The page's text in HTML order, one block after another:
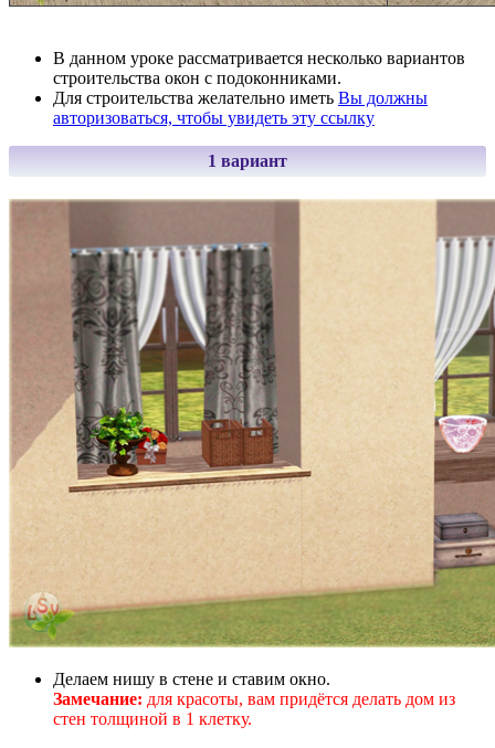
В данном уроке рассматривается несколько вариантов
строительства окон с подоконниками.
Для строительства желательно иметь Вы должны
авторизоваться, чтобы увидеть эту ссылку
1 вариант
Делаем нишу в стене и ставим окно.
Замечание: для красоты, вам придётся делать дом из
стен толщиной в 1 клетку.